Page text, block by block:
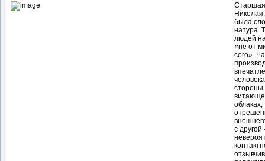
была
натура.
людей
«не от
сего».
стороны
облаках,
с другой